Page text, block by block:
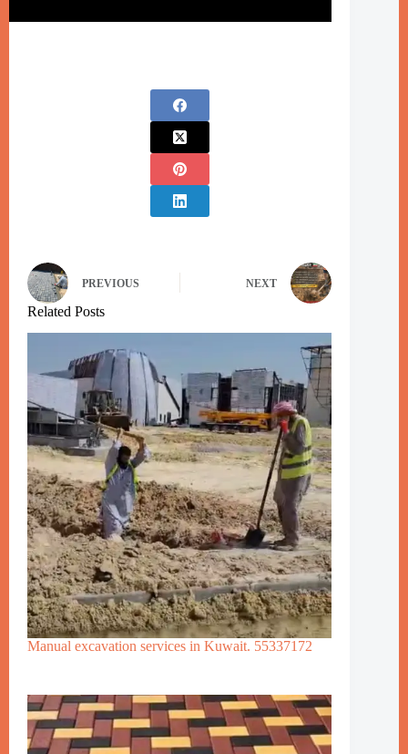
PREVIOUS NEXT
Related Posts
Manual excavation services in Kuwait. 55337172